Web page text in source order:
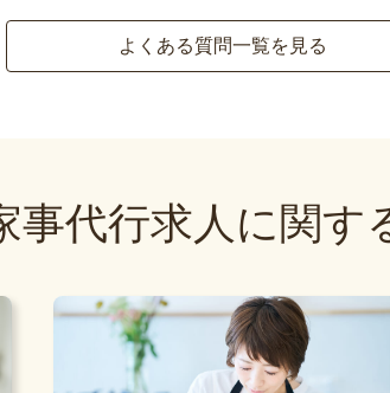
よくある質問一覧を見る
事代行求人に関す